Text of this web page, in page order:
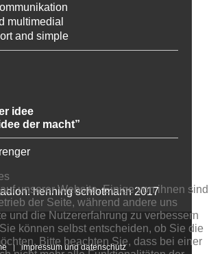
multimedial
and simple
idee
der macht”
henning schlotmann 2017
impressum und datenschutz
unserer Website. Einige von ihnen sind
der Seite, während andere uns
und die Nutzererfahrung zu verbessern
können selbst entscheiden, ob Sie die
Bitte beachten Sie, dass bei einer